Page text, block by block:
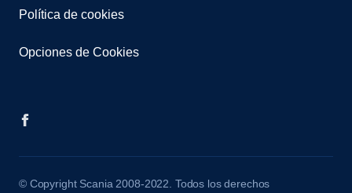
Política de cookies
Opciones de Cookies
© Copyright Scania 2008-2022. Todos los derechos